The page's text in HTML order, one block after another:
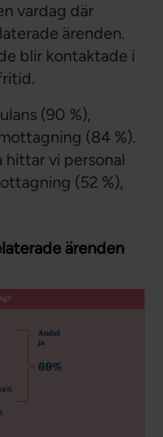
vardag där
ärenden.
blir kontaktade i
(90 %),
(84 %).
hittar vi personal
(52 %),
ärenden